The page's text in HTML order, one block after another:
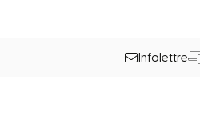
Infolettre